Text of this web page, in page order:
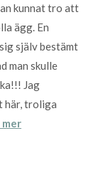
kunnat tro att
ägg. En
själv bestämt
man skulle
Jag
här, troliga
mer